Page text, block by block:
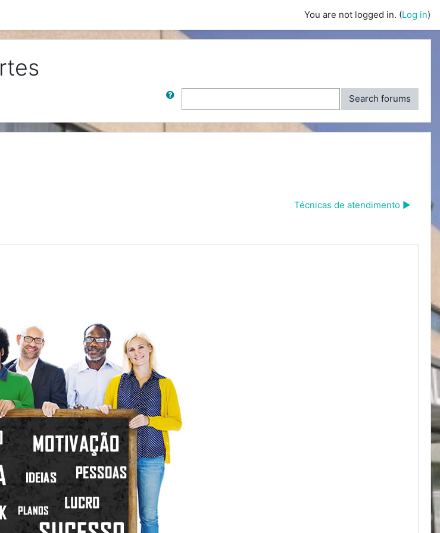
You are not logged in. (Log in)
Search forums
Técnicas de atendimento ▶︎